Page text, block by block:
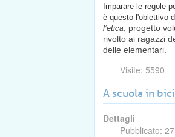
Imparare le regole
è questo l'obiettivo
l’etica , progetto
rivolto ai ragazzi
delle elementari.
Visite: 5590
A scuola in
Dettagli
Pubblicato: